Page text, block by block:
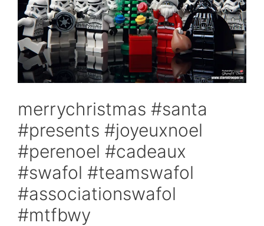
merrychristmas #santa
#presents #joyeuxnoel
#perenoel #cadeaux
#swafol #teamswafol
#associationswafol
#mtfbwy